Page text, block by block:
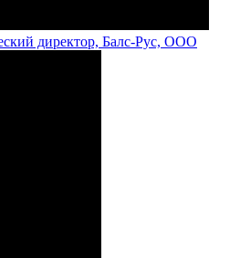
директор, Балс-Рус, ООО